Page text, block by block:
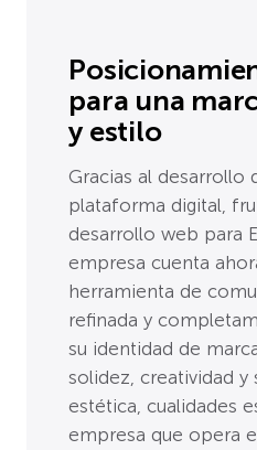
para una
y estilo
Gracias al desarrollo
plataforma digital,
desarrollo web para
empresa cuenta
herramienta de
refinada y
su identidad de
solidez, creatividad y
estética, cualidades
empresa que opera